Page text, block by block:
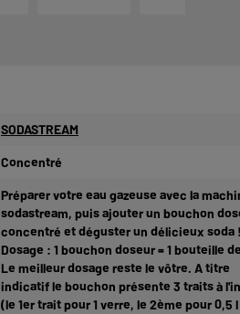
SODASTREAM
Concentré
Préparer votre eau gazeuse avec la
sodastream, puis ajouter un bouchon
concentré et déguster un délicieux soda !
Dosage : 1 bouchon doseur = 1 bouteille
Le meilleur dosage reste le vôtre. A titre
indicatif le bouchon présente 3 traits à
(le 1er trait pour 1 verre, le 2ème pour 0,5